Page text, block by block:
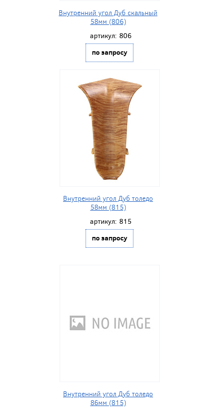
Внутренний угол Дуб скальный
58мм (806)
артикул: 806
по запросу
Внутренний угол Дуб толедо
58мм (815)
артикул: 815
по запросу
Внутренний угол Дуб толедо
86мм (815)